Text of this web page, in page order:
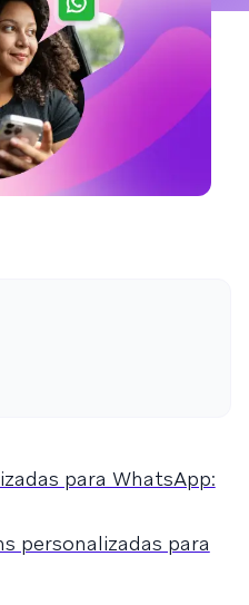
para WhatsApp​:
personalizadas para